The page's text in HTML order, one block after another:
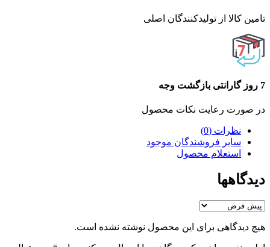
تامین کالا از تولیدکنندگان اصلی
7 روز گارانتی بازگشت وجه
در صورت رعایت نکات محصول
نظرات (0)
سایر فروشندگان موجود
استعلام محصول
دیدگاهها
هیچ دیدگاهی برای این محصول نوشته نشده است.